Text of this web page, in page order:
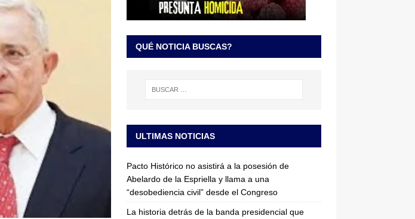
de Abelardo de la Espriella
QUÉ NOTICIA BUSCAS?
ULTIMAS NOTICIAS
Pacto Histórico no asistirá a la posesión de
Abelardo de la Espriella y llama a una
“desobediencia civil” desde el Congreso
La historia detrás de la banda presidencial que